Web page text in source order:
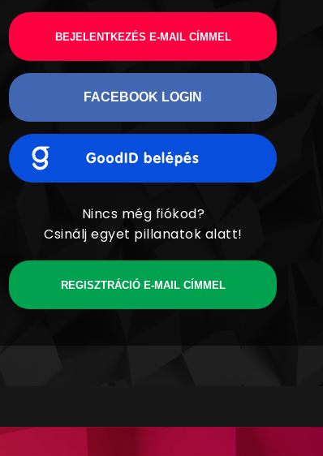
BEJELENTKEZÉS E-MAIL CÍMMEL
FACEBOOK LOGIN
Nincs még fiókod?
Csinálj egyet pillanatok alatt!
REGISZTRÁCIÓ E-MAIL CÍMMEL